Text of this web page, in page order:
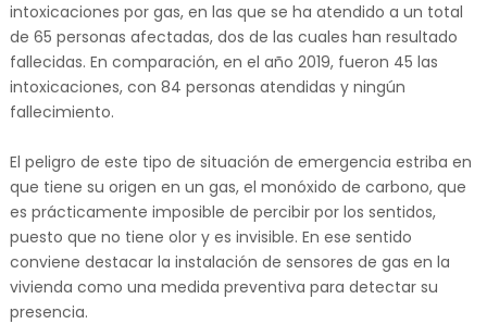
intoxicaciones por gas, en las que se ha atendido a un total
de 65 personas afectadas, dos de las cuales han resultado
fallecidas. En comparación, en el año 2019, fueron 45 las
intoxicaciones, con 84 personas atendidas y ningún
fallecimiento.
El peligro de este tipo de situación de emergencia estriba en
que tiene su origen en un gas, el monóxido de carbono, que
es prácticamente imposible de percibir por los sentidos,
puesto que no tiene olor y es invisible. En ese sentido
conviene destacar la instalación de sensores de gas en la
vivienda como una medida preventiva para detectar su
presencia.